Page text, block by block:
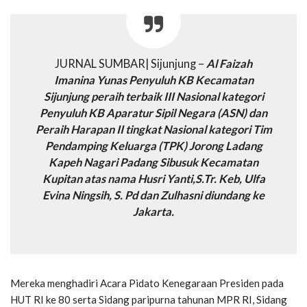
JURNAL SUMBAR| Sijunjung – Al Faizah
Imanina Yunas Penyuluh KB Kecamatan
Sijunjung peraih terbaik III Nasional kategori
Penyuluh KB Aparatur Sipil Negara (ASN) dan
Peraih Harapan II tingkat Nasional kategori Tim
Pendamping Keluarga (TPK) Jorong Ladang
Kapeh Nagari Padang Sibusuk Kecamatan
Kupitan atas nama Husri Yanti,S.Tr. Keb, Ulfa
Evina Ningsih, S. Pd dan Zulhasni diundang ke
Jakarta.
Mereka menghadiri Acara Pidato Kenegaraan Presiden pada
HUT RI ke 80 serta Sidang paripurna tahunan MPR RI, Sidang